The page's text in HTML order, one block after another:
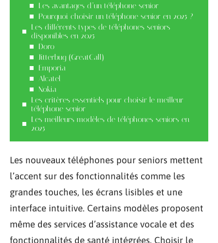
Les avantages d’un téléphone senior
Pourquoi choisir un téléphone senior en 2025 ?
Les différents types de téléphones seniors
disponibles en 2025
Doro
Jitterbug (GreatCall)
Emporia
Alcatel
Nokia
Les critères essentiels pour choisir le meilleur
téléphone senior
Les meilleurs modèles de téléphones seniors en
2025
Les nouveaux téléphones pour seniors mettent
l’accent sur des fonctionnalités comme les
grandes touches, les écrans lisibles et une
interface intuitive. Certains modèles proposent
même des services d’assistance vocale et des
fonctionnalités de santé intégrées. Choisir le